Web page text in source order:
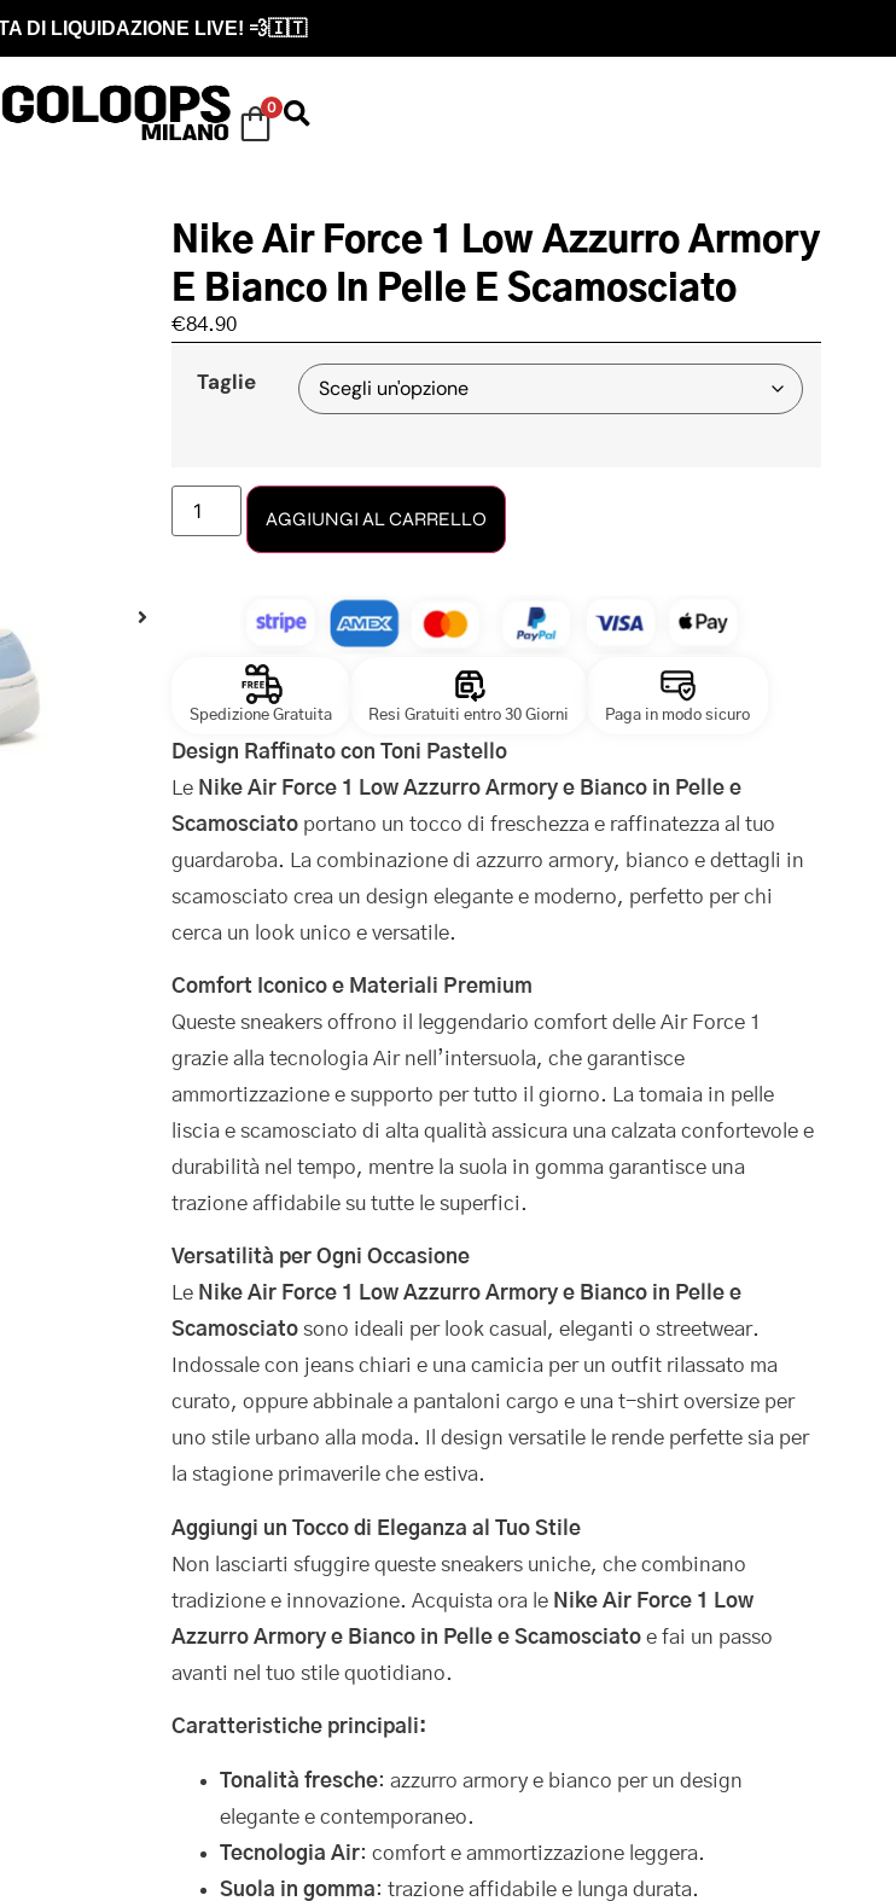
DI LIQUIDAZIONE LIVE! 💨🇮🇹
0
Nike Air Force 1 Low Azzurro Armory
E Bianco In Pelle E Scamosciato
€84.90
Taglie
AGGIUNGI AL CARRELLO
Spedizione Gratuita Resi Gratuiti entro 30 Giorni Paga in modo sicuro
Design Raffinato con Toni Pastello
Le Nike Air Force 1 Low Azzurro Armory e Bianco in Pelle e
Scamosciato portano un tocco di freschezza e raffinatezza al tuo
guardaroba. La combinazione di azzurro armory, bianco e dettagli in
scamosciato crea un design elegante e moderno, perfetto per chi
cerca un look unico e versatile.
Comfort Iconico e Materiali Premium
Queste sneakers offrono il leggendario comfort delle Air Force 1
grazie alla tecnologia Air nell’intersuola, che garantisce
ammortizzazione e supporto per tutto il giorno. La tomaia in pelle
liscia e scamosciato di alta qualità assicura una calzata confortevole e
durabilità nel tempo, mentre la suola in gomma garantisce una
trazione affidabile su tutte le superfici.
Versatilità per Ogni Occasione
Le Nike Air Force 1 Low Azzurro Armory e Bianco in Pelle e
Scamosciato sono ideali per look casual, eleganti o streetwear.
Indossale con jeans chiari e una camicia per un outfit rilassato ma
curato, oppure abbinale a pantaloni cargo e una t-shirt oversize per
uno stile urbano alla moda. Il design versatile le rende perfette sia per
la stagione primaverile che estiva.
Aggiungi un Tocco di Eleganza al Tuo Stile
Non lasciarti sfuggire queste sneakers uniche, che combinano
tradizione e innovazione. Acquista ora le Nike Air Force 1 Low
Azzurro Armory e Bianco in Pelle e Scamosciato e fai un passo
avanti nel tuo stile quotidiano.
Caratteristiche principali:
Tonalità fresche: azzurro armory e bianco per un design
elegante e contemporaneo.
Tecnologia Air: comfort e ammortizzazione leggera.
Suola in gomma: trazione affidabile e lunga durata.